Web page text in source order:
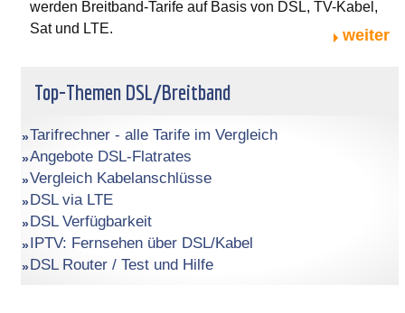
werden Breitband-Tarife auf Basis von DSL, TV-Kabel,
Sat und LTE.
weiter
Top-Themen DSL/Breitband
Tarifrechner - alle Tarife im Vergleich
Angebote DSL-Flatrates
Vergleich Kabelanschlüsse
DSL via LTE
DSL Verfügbarkeit
IPTV: Fernsehen über DSL/Kabel
DSL Router / Test und Hilfe